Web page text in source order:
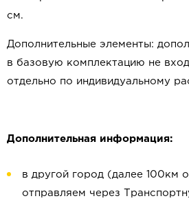
см.
Дополнительные элементы:
в базовую комплектацию не
отдельно по индивидуальному
Дополнительная информация:
в другой город (далее 100км
отправляем через